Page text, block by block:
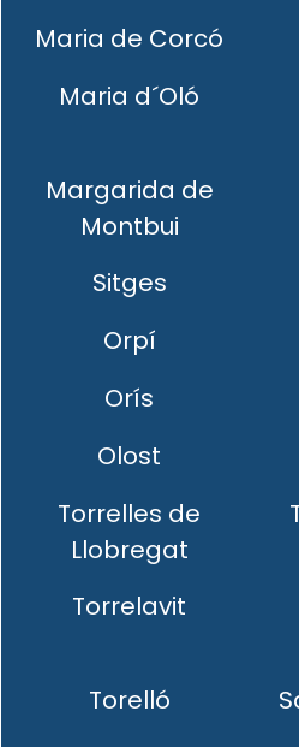
Maria de Corcó
Maria d´Oló
Margarida de
Montbui
Sitges
Orpí
Orís
Olost
Torrelles de
Llobregat
Torrelavit
Torelló